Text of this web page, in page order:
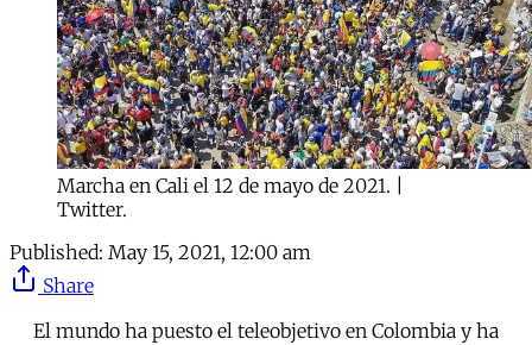
Marcha en Cali el 12 de mayo de 2021. |
Twitter.
Published: May 15, 2021, 12:00 am
Share
El mundo ha puesto el teleobjetivo en Colombia y ha